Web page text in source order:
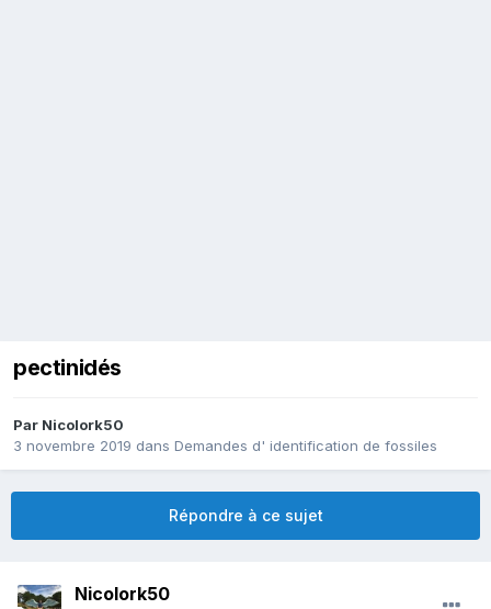
pectinidés
Par Nicolork50
3 novembre 2019 dans Demandes d' identification de fossiles
Répondre à ce sujet
Nicolork50